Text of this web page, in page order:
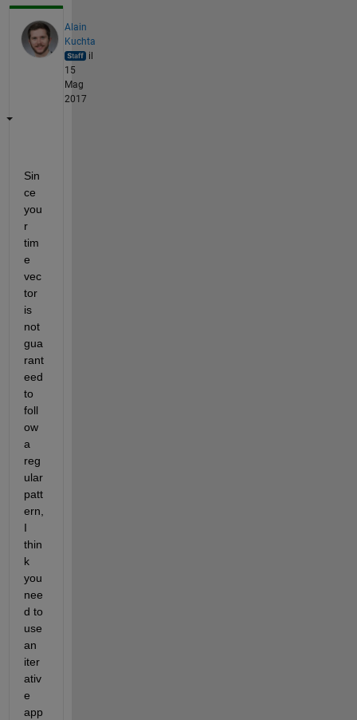
Alain
Kuchta
il
15
Mag
2017
Sin
ce
you
r
tim
e
vec
tor
is
not
gua
rant
eed
to
foll
ow
a
reg
ular
patt
ern,
I
thin
k
you
nee
d to
use
an
iter
ativ
e
app